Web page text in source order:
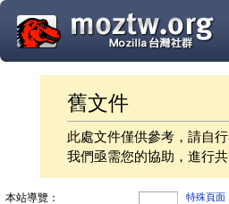
舊文件
此處文件僅供參考，請自
我們亟需您的協助，進行
特殊頁面
本站導覽：